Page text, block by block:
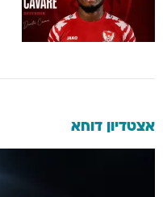
אצטדיון דוחא